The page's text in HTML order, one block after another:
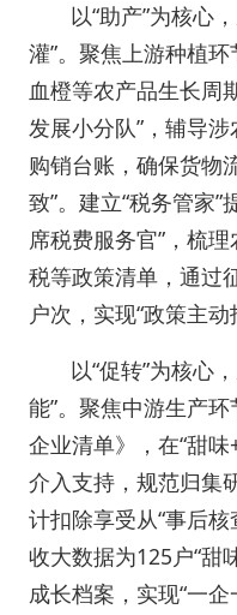
以“助产”为核心
灌”。聚焦上游种植
血橙等农产品生长周
发展小分队”，辅导
购销台账，确保货物
致”。建立“税务管家
席税费服务官”，梳
税等政策清单，通过
户次，实现“政策主动
以“促转”为核心
能”。聚焦中游生产
企业清单》，在“甜
介入支持，规范归集
计扣除享受从“事后核
收大数据为125户“甜
成长档案，实现“一